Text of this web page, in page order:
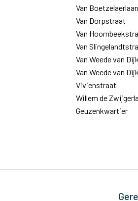
Van
Van Dorpstraat
Van
Van
Van Weede van
Van Weede van
Vivienstraat
Willem de
Geuzenkwartier